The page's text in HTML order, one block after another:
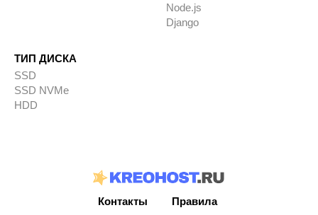
Node.js
Django
ТИП ДИСКА
SSD
SSD NVMe
HDD
Контакты Правила